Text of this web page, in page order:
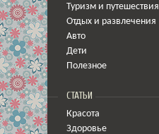
Туризм и путешествия
Отдых и развлечения
Авто
Дети
Полезное
СТАТЬИ
Красота
Здоровье